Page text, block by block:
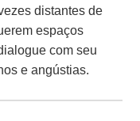
distantes de
espaços
com seu
e angústias.